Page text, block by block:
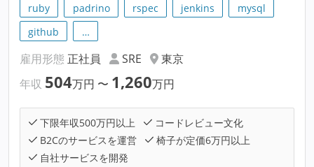
ruby padrino rspec jenkins
mysql
github
…
雇用形態 正社員 SRE
東京
年収 504万円 〜 1,260万円
下限年収500万円以上
コードレビュー文化
B2Cのサービスを運営
椅子が定価6万円以上
自社サービスを開発